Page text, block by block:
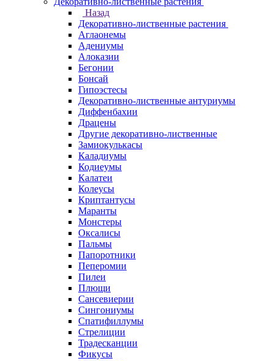
Назад
Декоративно-лиственные растения
Аглаонемы
Адениумы
Алоказии
Бегонии
Бонсай
Гипоэстесы
Декоративно-лиственные антуриумы
Диффенбахии
Драцены
Другие декоративно-лиственные
Замиокулькасы
Каладиумы
Кодиеумы
Калатеи
Колеусы
Криптантусы
Маранты
Монстеры
Оксалисы
Пальмы
Папоротники
Пеперомии
Пилеи
Плющи
Сансевиерии
Сингониумы
Спатифиллумы
Стрелиции
Традесканции
Фикусы